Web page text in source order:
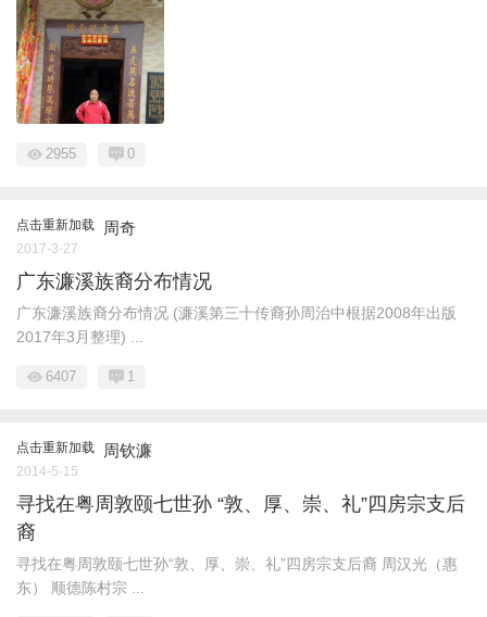
2955 0
点击重新加载 周奇
2017-3-27
广东濂溪族裔分布情况
广东濂溪族裔分布情况 (濂溪第三十传裔孙周治中根据2008年出版
2017年3月整理) ...
6407 1
点击重新加载 周钦濂
2014-5-15
寻找在粤周敦颐七世孙 “敦、厚、崇、礼”四房宗支后
裔
寻找在粤周敦颐七世孙“敦、厚、崇、礼”四房宗支后裔 周汉光（惠
东） 顺德陈村宗 ...